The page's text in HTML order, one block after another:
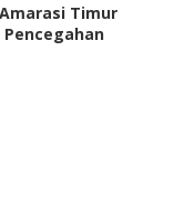
Timur